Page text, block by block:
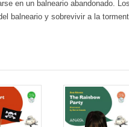
en un balneario abandonado.
balneario y sobrevivir a la